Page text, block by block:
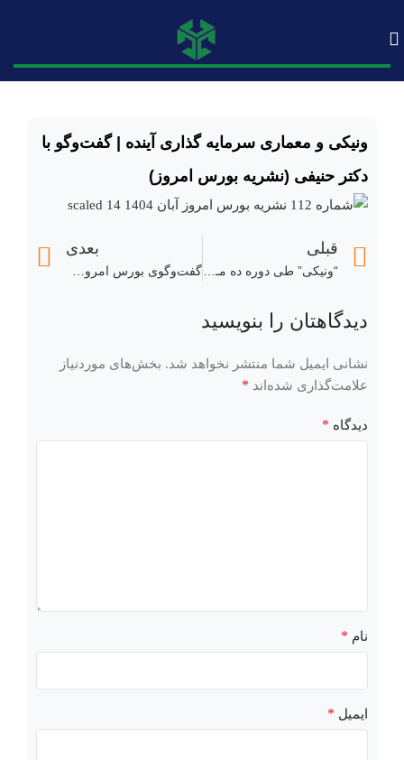
ونیکی و معماری سرمایه گذاری آینده | گفت‌وگو با
دکتر حنیفی (نشریه بورس امروز)
قبلی بعدی
دیدگاهتان را بنویسید
نشانی ایمیل شما منتشر نخواهد شد. بخش‌های موردنیاز
علامت‌گذاری شده‌اند *
دیدگاه *
نام *
ایمیل *